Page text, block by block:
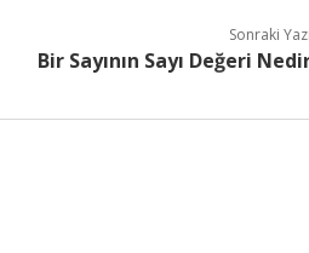
Sonraki
Bir Sayının Sayı Değeri